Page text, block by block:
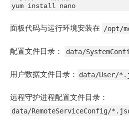
yum install nano
面板代码与运行环境安装在 /opt/
配置文件目录： data/
用户数据文件目录： data/User/
远程守护进程配置文件目录：
data/RemoteServiceConfig/